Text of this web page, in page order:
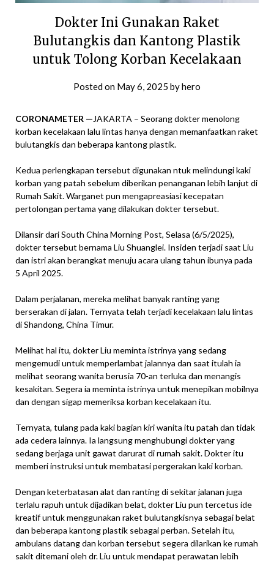
Dokter Ini Gunakan Raket
Bulutangkis dan Kantong Plastik
untuk Tolong Korban Kecelakaan
Posted on May 6, 2025 byhero
CORONAMETER —JAKARTA – Seorang dokter menolong
korban kecelakaan lalu lintas hanya dengan memanfaatkan raket
bulutangkis dan beberapa kantong plastik.
Kedua perlengkapan tersebut digunakan ntuk melindungi kaki
korban yang patah sebelum diberikan penanganan lebih lanjut di
Rumah Sakit. Warganet pun mengapreasiasi kecepatan
pertolongan pertama yang dilakukan dokter tersebut.
Dilansir dari South China Morning Post, Selasa (6/5/2025),
dokter tersebut bernama Liu Shuanglei. Insiden terjadi saat Liu
dan istri akan berangkat menuju acara ulang tahun ibunya pada
5 April 2025.
Dalam perjalanan, mereka melihat banyak ranting yang
berserakan di jalan. Ternyata telah terjadi kecelakaan lalu lintas
di Shandong, China Timur.
Melihat hal itu, dokter Liu meminta istrinya yang sedang
mengemudi untuk memperlambat jalannya dan saat itulah ia
melihat seorang wanita berusia 70-an terluka dan menangis
kesakitan. Segera ia meminta istrinya untuk menepikan mobilnya
dan dengan sigap memeriksa korban kecelakaan itu.
Ternyata, tulang pada kaki bagian kiri wanita itu patah dan tidak
ada cedera lainnya. Ia langsung menghubungi dokter yang
sedang berjaga unit gawat darurat di rumah sakit. Dokter itu
memberi instruksi untuk membatasi pergerakan kaki korban.
Dengan keterbatasan alat dan ranting di sekitar jalanan juga
terlalu rapuh untuk dijadikan belat, dokter Liu pun tercetus ide
kreatif untuk menggunakan raket bulutangkisnya sebagai belat
dan beberapa kantong plastik sebagai perban. Setelah itu,
ambulans datang dan korban tersebut segera dilarikan ke rumah
sakit ditemani oleh dr. Liu untuk mendapat perawatan lebih